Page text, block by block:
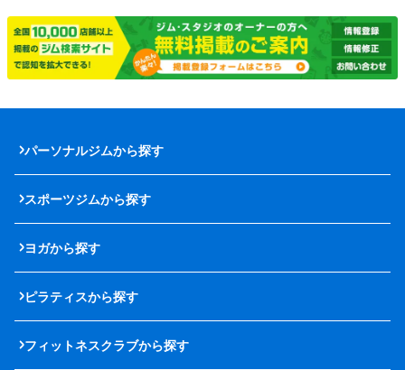
パーソナルジムから探す
スポーツジムから探す
ヨガから探す
ピラティスから探す
フィットネスクラブから探す